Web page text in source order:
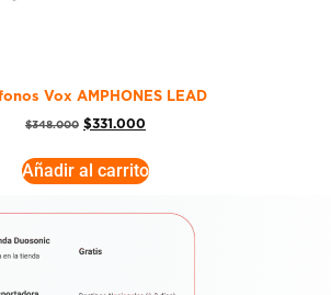
Vox AMPHONES LEAD
$348.000 $331.000
Añadir al carrito